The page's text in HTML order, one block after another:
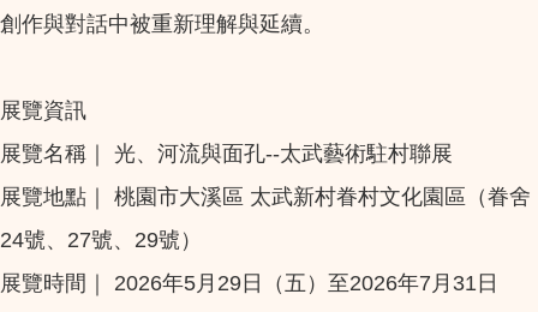
創作與對話中被重新理解與延續。
展覽資訊
展覽名稱｜ 光、河流與面孔--太武藝術駐村聯展
展覽地點｜ 桃園市大溪區 太武新村眷村文化園區（眷舍
24號、27號、29號）
展覽時間｜ 2026年5月29日（五）至2026年7月31日